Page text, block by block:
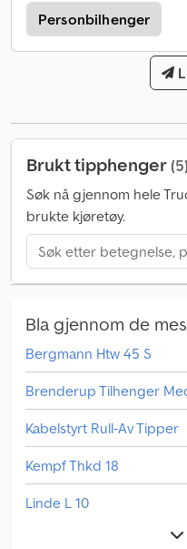
Personbilhenger
Brukt tipphenger(5)
Søk nå gjennom hele
brukte kjøretøy.
Bla gjennom de
Bergmann Htw 45 S
Brenderup Tilhenger
Kabelstyrt Rull-Av Tipper
Kempf Thkd 18
Linde L 10